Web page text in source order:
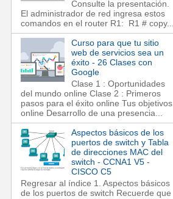
Consulte la presentación.
El administrador de red ingresa estos
comandos en el router R1: R1 # copy...
Curso para que tu sitio
web de servicios sea un
éxito - 26 Clases con
Google
Clase 1 : Oportunidades
del mundo online Clase 2 : Primeros
pasos para el éxito online Tus objetivos
online Desarrollo de una presencia...
Aspectos básicos de los
puertos de switch y Tabla
de direcciones MAC del
switch - CCNA1 V5 -
CISCO C5
Regresar al índice 1. Aspectos básicos
de los puertos de switch Recuerde que